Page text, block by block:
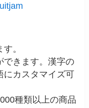
。
できます。漢字の
にカスタマイズ可
種類以上の商品